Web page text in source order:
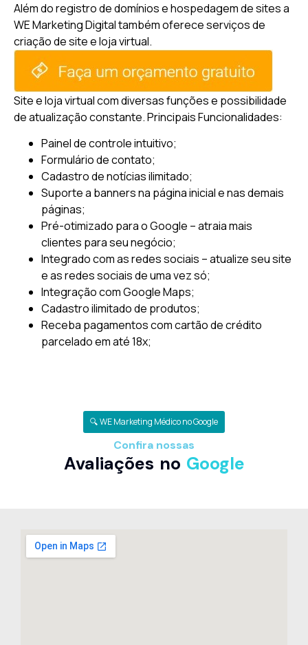
Além do registro de domínios e hospedagem de sites a
WE Marketing Digital também oferece serviços de
criação de site e loja virtual.
Site e loja virtual com diversas funções e possibilidade
de atualização constante.Principais Funcionalidades:
Painel de controle intuitivo;
Formulário de contato;
Cadastro de notícias ilimitado;
Suporte a banners na página inicial e nas demais
páginas;
Pré-otimizado para o Google – atraia mais
clientes para seu negócio;
Integrado com as redes sociais – atualize seu site
e as redes sociais de uma vez só;
Integração com Google Maps;
Cadastro ilimitado de produtos;
Receba pagamentos com cartão de crédito
parcelado em até 18x;
🔍 WE Marketing Médico no Google
Confira nossas
Avaliações no Google